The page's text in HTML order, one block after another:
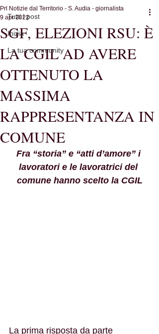
Tutti i post
Inizia
La tua community
SGF, ELEZIONI RSU: È
LA CGIL AD AVERE
OTTENUTO LA
MASSIMA
RAPPRESENTANZA IN
COMUNE
Prl Notizie dal Territorio - S. Audia - giornalista
9 apr 2022
Fra “storia” e “atti d’amore” i
lavoratori e le lavoratrici del
comune hanno scelto la CGIL
La prima risposta da parte